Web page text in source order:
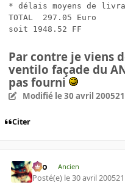
* délais moyens de
TOTAL  297.05 Euro
soit 1948.52 FF
Par contre je viens
ventilo façade du
pas fourni
Modifié le 30 avril 2005
Citer
eYo Ancien
Posté(e) le 30 avril 2005